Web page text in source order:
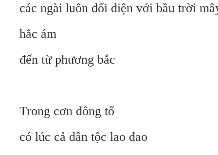
các ngài luôn đối diện với bầu trời
hắc ám
đến từ phương bắc
Trong cơn dông tố
có lúc cả dân tộc lao đao